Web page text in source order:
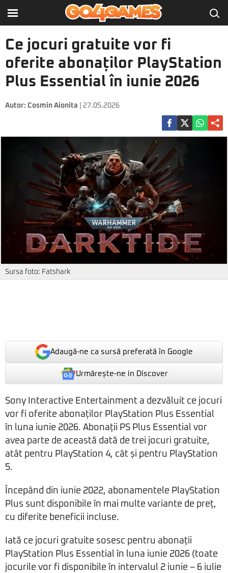
Ce jocuri gratuite vor fi
oferite abonaților PlayStation
Plus Essential în iunie 2026
Autor: Cosmin Aionita | 27.05.2026
Sursa foto: Fatshark
Adaugă-ne ca sursă preferată în Google
Urmărește-ne in Discover
Sony Interactive Entertainment a dezvăluit ce jocuri
vor fi oferite abonaților PlayStation Plus Essential
în luna iunie 2026. Abonații PS Plus Essential vor
avea parte de această dată de trei jocuri gratuite,
atât pentru PlayStation 4, cât și pentru PlayStation
5.
Începând din iunie 2022, abonamentele PlayStation
Plus sunt disponibile în mai multe variante de preț,
cu diferite beneficii incluse.
Iată ce jocuri gratuite sosesc pentru abonații
PlayStation Plus Essential în luna iunie 2026 (toate
jocurile vor fi disponibile în intervalul 2 iunie – 6 iulie